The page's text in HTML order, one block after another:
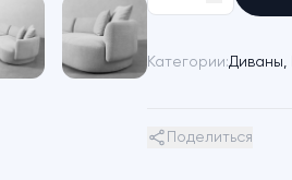
Категории:Диваны,
Поделиться